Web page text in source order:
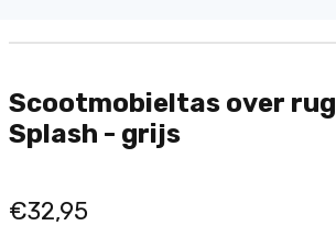
Over ons
Scootmobieltas over
Splash - grijs
€32,95